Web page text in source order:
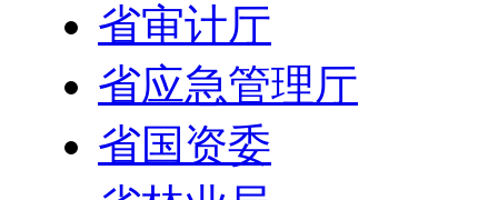
省审计厅
省应急管理厅
省国资委